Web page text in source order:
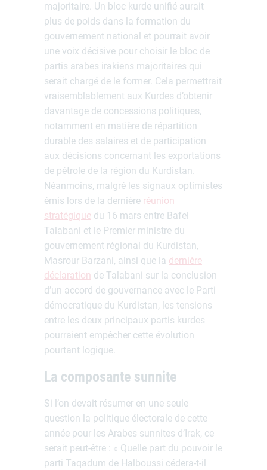
majoritaire. Un bloc kurde unifié aurait
plus de poids dans la formation du
gouvernement national et pourrait avoir
une voix décisive pour choisir le bloc de
partis arabes irakiens majoritaires qui
serait chargé de le former. Cela permettrait
vraisemblablement aux Kurdes d’obtenir
davantage de concessions politiques,
notamment en matière de répartition
durable des salaires et de participation
aux décisions concernant les exportations
de pétrole de la région du Kurdistan.
Néanmoins, malgré les signaux optimistes
émis lors de la dernière réunion
stratégique du 16 mars entre Bafel
Talabani et le Premier ministre du
gouvernement régional du Kurdistan,
Masrour Barzani, ainsi que la dernière
déclaration de Talabani sur la conclusion
d’un accord de gouvernance avec le Parti
démocratique du Kurdistan, les tensions
entre les deux principaux partis kurdes
pourraient empêcher cette évolution
pourtant logique.
La composante sunnite
Si l’on devait résumer en une seule
question la politique électorale de cette
année pour les Arabes sunnites d’Irak, ce
serait peut-être : « Quelle part du pouvoir le
parti Taqadum de Halboussi cédera-t-il